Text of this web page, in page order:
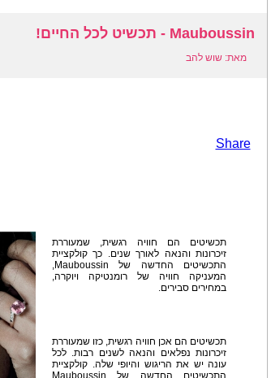
Mauboussin - תכשיט לכל החיים!
מאת: שוש להב
Share
תכשיטים הם חוויה רגשית, שמעוררת
זיכרונות והנאה לאורך שנים. כך קולקציית
התכשיטים החדשה של Mauboussin,
המעניקה חוויה של רומנטיקה ויוקרה,
במחירים סבירים.
תכשיטים הם אכן חוויה רגשית, כזו שמעוררת
זיכרונות נפלאים והנאה לשנים רבות. לכל
עונה יש את הריגוש והיופי שלה. קולקציית
התכשיטים החדשה של Mauboussin